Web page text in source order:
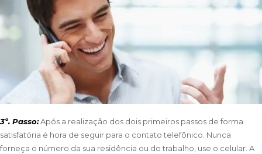
3º. Passo:Após a realização dos dois primeiros passos de forma
satisfatória é hora de seguir para o contato telefônico. Nunca
forneça o número da sua residência ou do trabalho, use o celular. A